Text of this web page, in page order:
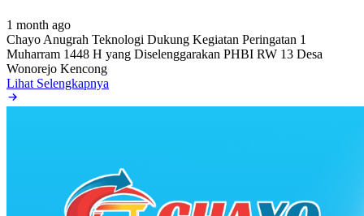
1 month ago
Chayo Anugrah Teknologi Dukung Kegiatan Peringatan 1
Muharram 1448 H yang Diselenggarakan PHBI RW 13 Desa
Wonorejo Kencong
Lihat Selengkapnya